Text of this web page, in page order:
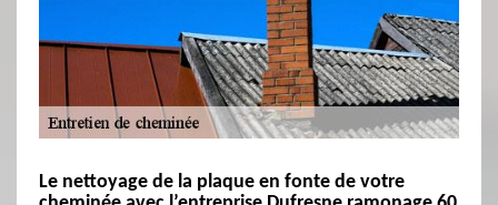
Le nettoyage de la plaque en fonte de votre